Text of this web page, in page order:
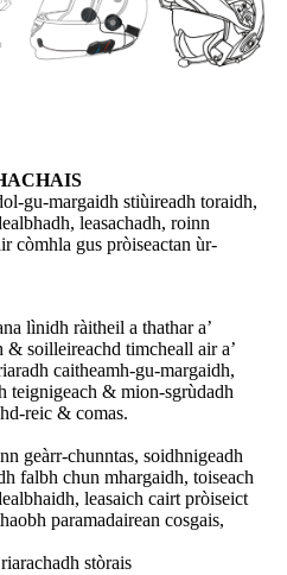
gu-margaidh stiùireadh toraidh,
leasachadh, roinn
còmhla gus pròiseactan ùr-
lìnidh ràitheil a thathar a’
& soilleireachd timcheall air a’
caitheamh-gu-margaidh,
teignigeach & mion-sgrùdadh
reic & comas.
geàrr-chunntas, soidhnigeadh
falbh chun mhargaidh, toiseach
leasaich cairt pròiseict
paramadairean cosgais,
stòrais